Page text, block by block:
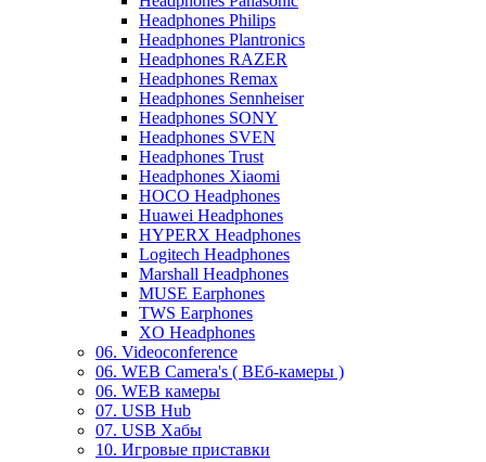
Headphones Philips
Headphones Plantronics
Headphones RAZER
Headphones Remax
Headphones Sennheiser
Headphones SONY
Headphones SVEN
Headphones Trust
Headphones Xiaomi
HOCO Headphones
Huawei Headphones
HYPERX Headphones
Logitech Headphones
Marshall Headphones
MUSE Earphones
TWS Earphones
XO Headphones
06. Videoconference
06. WEB Camera's ( ВЕб-камеры )
06. WEB камеры
07. USB Hub
07. USB Хабы
10. Игровые приставки